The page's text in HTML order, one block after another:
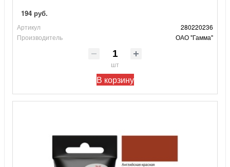
194 руб.
Артикул
280220236
Производитель
ОАО "Гамма"
шт
В корзину